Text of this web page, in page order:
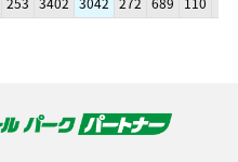
253 3402 3042 272 689 110
253 3402 3042 272 689 110